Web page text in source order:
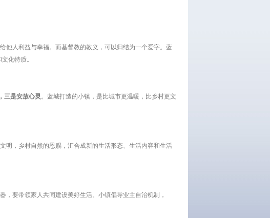
他人利益与幸福。而基督教的教义，可以归结为一个爱字。蓝
化特质。
三是安放心灵 。蓝城打造的小镇，是比城市更温暖，比乡村更文
明，乡村自然的恩赐，汇合成新的生活形态、生活内容和生活
要带领家人共同建设美好生活。小镇倡导业主自治机制，